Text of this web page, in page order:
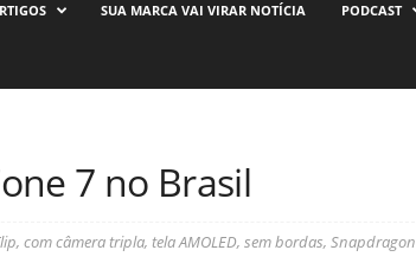
SUA MARCA VAI VIRAR NOTÍCIA PODCAST
7 no Brasil
com câmera tripla, tela AMOLED, sem bordas, Snapdragon